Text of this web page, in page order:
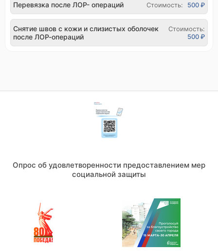
Перевязка после ЛОР- операций Стоимость: 500 ₽
Снятие швов с кожи и слизистых оболочек
после ЛОР-операций
Стоимость:
500 ₽
Опрос об удовлетворенности предоставлением мер
социальной защиты